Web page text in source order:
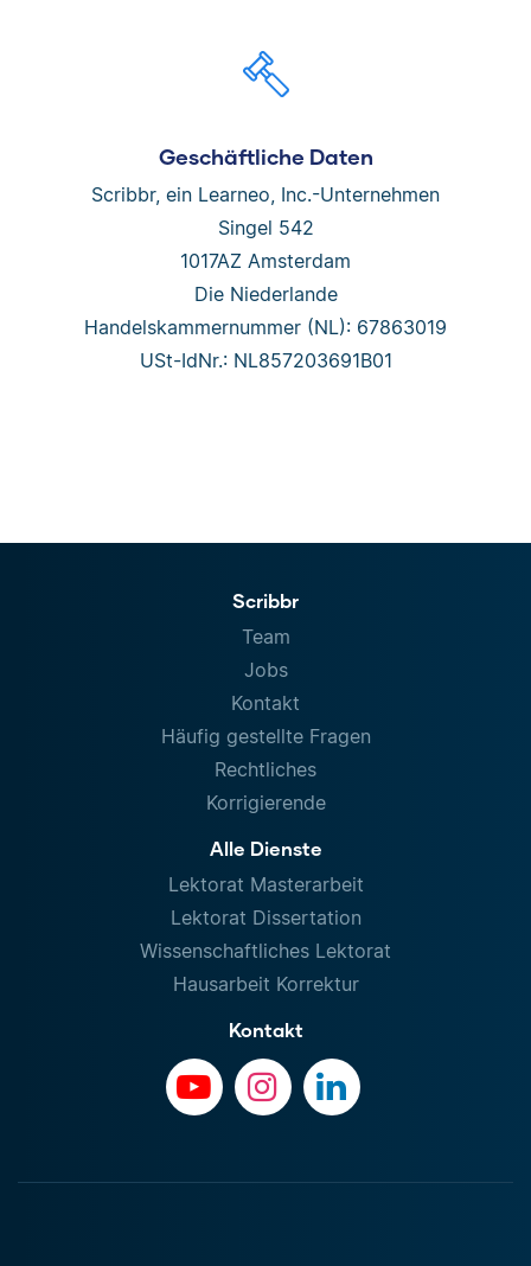
Geschäftliche Daten
Scribbr, ein Learneo, Inc.-Unternehmen
Singel 542
1017AZ Amsterdam
Die Niederlande
Handelskammernummer (NL): 67863019
USt-IdNr.: NL857203691B01
Scribbr
Team
Jobs
Kontakt
Häufig gestellte Fragen
Rechtliches
Korrigierende
Alle Dienste
Lektorat Masterarbeit
Lektorat Dissertation
Wissenschaftliches Lektorat
Hausarbeit Korrektur
Kontakt